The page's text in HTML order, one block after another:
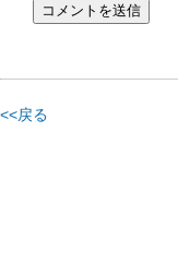
<<戻る